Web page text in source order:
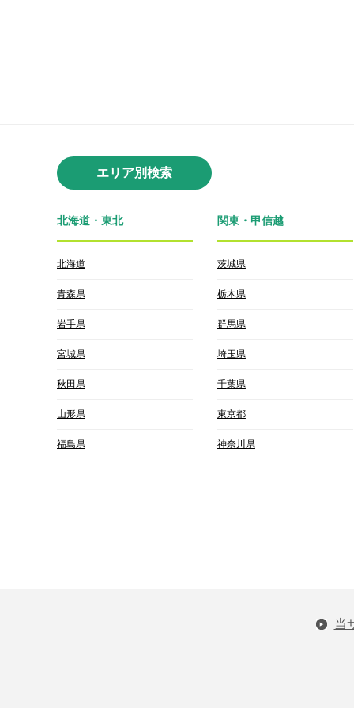
エリア別検索
北海道・東北
北海道
青森県
岩手県
宮城県
秋田県
山形県
福島県
関東・甲信越
茨城県
栃木県
群馬県
埼玉県
千葉県
東京都
神奈川県
当